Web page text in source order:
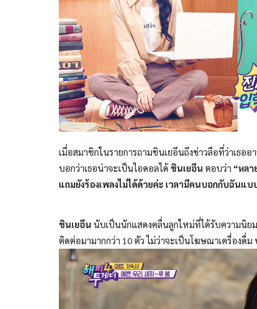
เมื่อสมาชิกในรายการถามชินเยอึนถึงข่าวลือที่ว่าเธอ
บอกว่าเธอน่าจะเป็นไอดอลได้ ชินเยอึน ตอบว่า “หล
แถมยังร้องเพลงไม่ได้ด้วยค่ะ เวลามีคนบอกกับฉันแ
ชินเยอึน นับเป็นนักแสดงคลื่นลูกใหม่ที่ได้รับความนิย
ติดต่อมามากกว่า 10 ตัว ไม่ว่าจะเป็นโฆษณาเครื่องดื่